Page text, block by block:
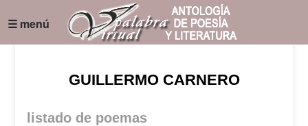
☰ menú
GUILLERMO CARNERO
listado de poemas